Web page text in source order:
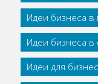
Идеи бизнеса в
Идеи бизнеса
Идеи для